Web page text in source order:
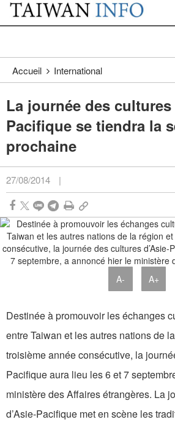
Passer au contenu principal
:::
Accueil International
La journée des cultures
Pacifique se tiendra la
prochaine
27/08/2014 |
A- A+
Destinée à promouvoir les échanges
entre Taiwan et les autres nations de
troisième année consécutive, la
Pacifique aura lieu les 6 et 7
ministère des Affaires étrangères. La
d’Asie-Pacifique met en scène les